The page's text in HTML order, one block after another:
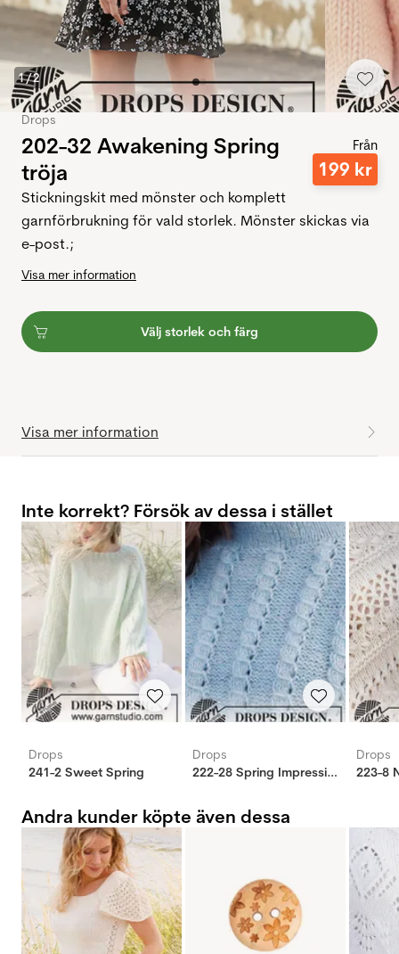
1/2
Drops
202-32 Awakening Spring
tröja
Från
199 kr
Stickningskit med mönster och komplett
garnförbrukning för vald storlek. Mönster skickas via
e-post.;
Visa mer information
Välj storlek och färg
Visa mer information
Inte korrekt? Försök av dessa i stället
Drops
241-2 Sweet Spring
Drops
222-28 Spring Impressions tröja
Drops
Andra kunder köpte även dessa